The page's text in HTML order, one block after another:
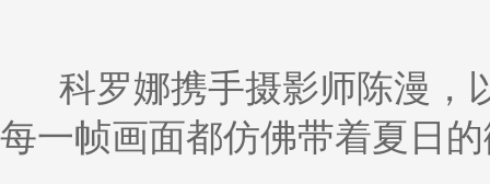
科罗娜携手摄影师陈漫，
每一帧画面都仿佛带着夏日